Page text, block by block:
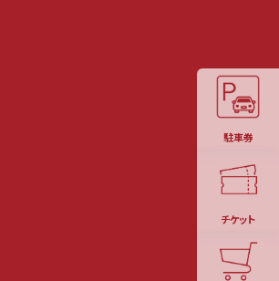
駐車券
チケット